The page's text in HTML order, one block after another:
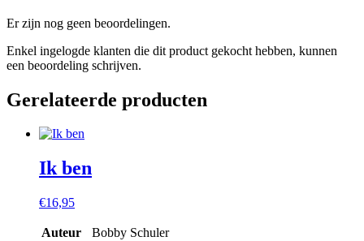
Er zijn nog geen beoordelingen.
Enkel ingelogde klanten die dit product gekocht hebben, kunnen
een beoordeling schrijven.
Gerelateerde producten
Ik ben
€16,95
Auteur Bobby Schuler